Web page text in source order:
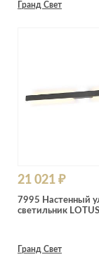
Гранд Свет
21 021 ₽
7995 Настенный
светильник
Гранд Свет